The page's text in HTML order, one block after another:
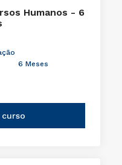
Humanos - 6
6 Meses